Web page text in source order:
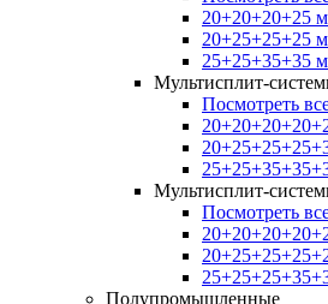
20+20+20+25
20+25+25+25
25+25+35+35
Мультисплит-
Посмотреть
Мультисплит-
Посмотреть
Полупромышленные